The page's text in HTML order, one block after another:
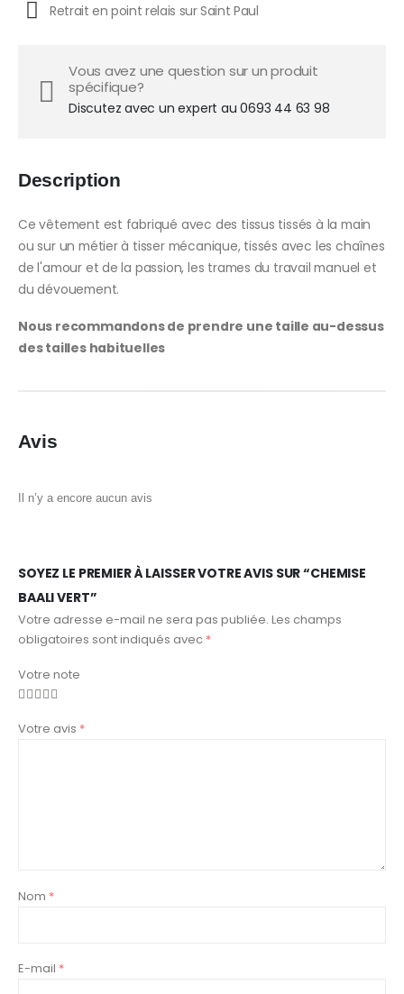
Retrait en point relais sur Saint Paul
Vous avez une question sur un produit
spécifique?
Discutez avec un expert au 0693 44 63 98
Description
Ce vêtement est fabriqué avec des tissus tissés à la main
ou sur un métier à tisser mécanique, tissés avec les chaînes
de l'amour et de la passion, les trames du travail manuel et
du dévouement.
Nous recommandons de prendre une taille au-dessus
des tailles habituelles
Avis
Il n’y a encore aucun avis
SOYEZ LE PREMIER À LAISSER VOTRE AVIS SUR “CHEMISE
BAALI VERT”
Votre adresse e-mail ne sera pas publiée. Les champs
obligatoires sont indiqués avec *
Votre note
Votre avis *
Nom *
E-mail *